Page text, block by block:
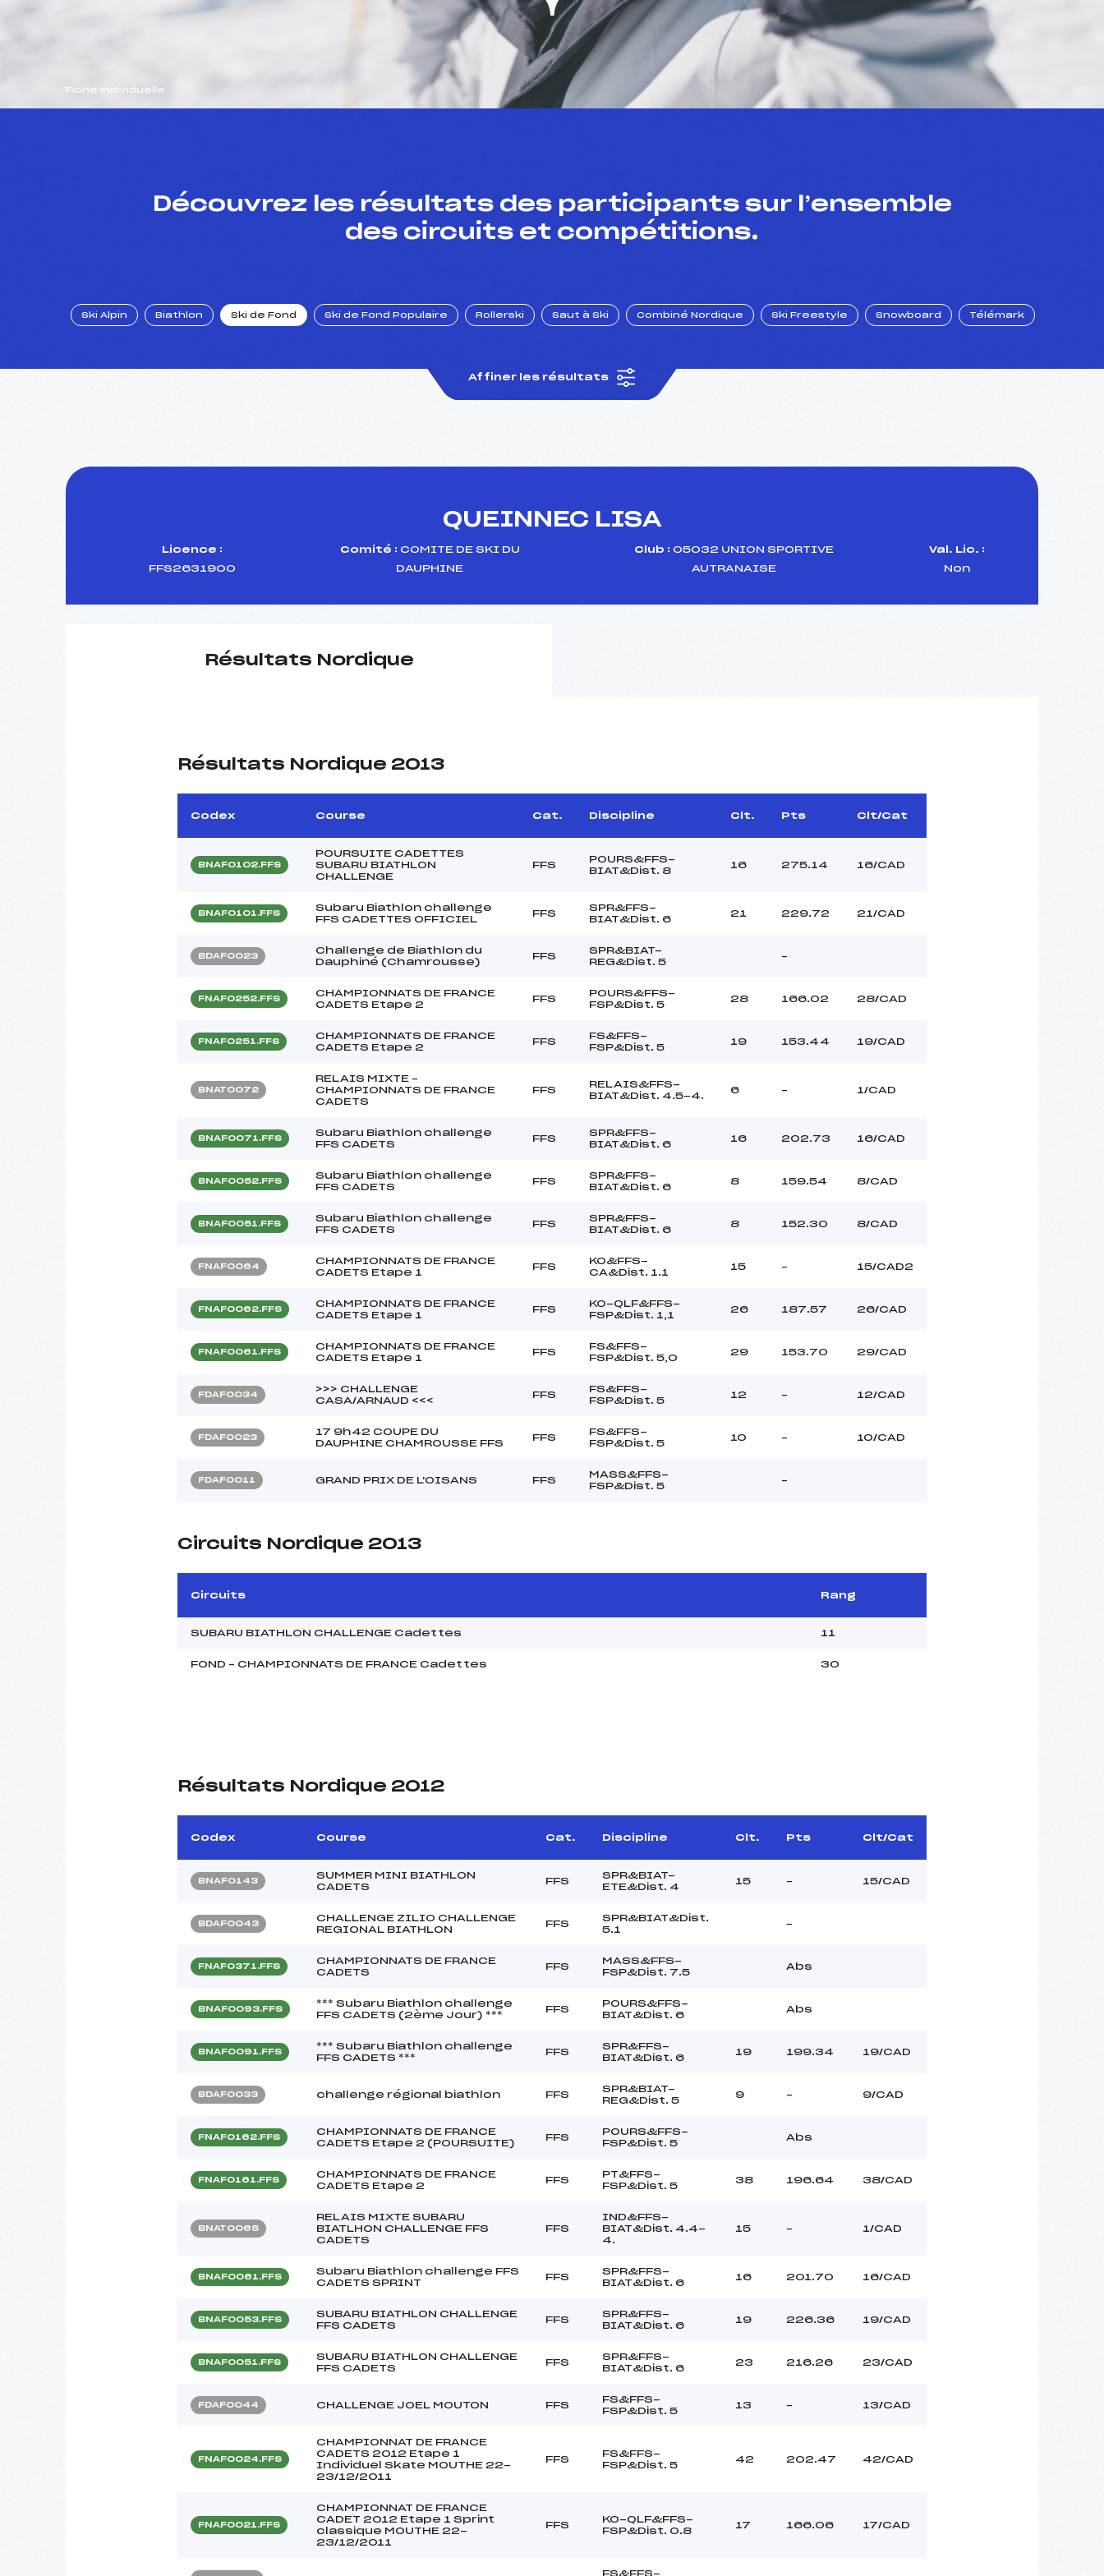
Fiche individuelle
Découvrez les résultats des participants sur l’ensemble
des circuits et compétitions.
Ski Alpin Biathlon Ski de Fond Ski de Fond Populaire Rollerski Saut à Ski Combiné Nordique Ski Freestyle Snowboard Télémark
Affiner les résultats
QUEINNEC LISA
Licence :
FFS2631900
Comité : COMITE DE SKI DU
DAUPHINE
Club : 05032 UNION SPORTIVE
AUTRANAISE
Val. Lic. :
Non
Résultats Nordique
Résultats Nordique 2013
Codex Course Cat. Discipline Clt. Pts Clt/Cat
BNAF0102.FFS
POURSUITE CADETTES
SUBARU BIATHLON
CHALLENGE
FFS
POURS&FFS-
BIAT&Dist. 8
16 275.14 16/CAD
BNAF0101.FFS
Subaru Biathlon challenge
FFS CADETTES OFFICIEL
FFS
SPR&FFS-
BIAT&Dist. 6
21 229.72 21/CAD
BDAF0023
Challenge de Biathlon du
Dauphiné (Chamrousse)
FFS
SPR&BIAT-
REG&Dist. 5
–
FNAF0252.FFS
CHAMPIONNATS DE FRANCE
CADETS Etape 2
FFS
POURS&FFS-
FSP&Dist. 5
28 166.02 28/CAD
FNAF0251.FFS
CHAMPIONNATS DE FRANCE
CADETS Etape 2
FFS
FS&FFS-
FSP&Dist. 5
19 153.44 19/CAD
BNAT0072
RELAIS MIXTE –
CHAMPIONNATS DE FRANCE
CADETS
FFS
RELAIS&FFS-
BIAT&Dist. 4.5-4.
6 – 1/CAD
BNAF0071.FFS
Subaru Biathlon challenge
FFS CADETS
FFS
SPR&FFS-
BIAT&Dist. 6
16 202.73 16/CAD
BNAF0052.FFS
Subaru Biathlon challenge
FFS CADETS
FFS
SPR&FFS-
BIAT&Dist. 6
8 159.54 8/CAD
BNAF0051.FFS
Subaru Biathlon challenge
FFS CADETS
FFS
SPR&FFS-
BIAT&Dist. 6
8 152.30 8/CAD
FNAF0064
CHAMPIONNATS DE FRANCE
CADETS Etape 1
FFS
KO&FFS-
CA&Dist. 1.1
15 – 15/CAD2
FNAF0062.FFS
CHAMPIONNATS DE FRANCE
CADETS Etape 1
FFS
KO-QLF&FFS-
FSP&Dist. 1,1
26 187.57 26/CAD
FNAF0061.FFS
CHAMPIONNATS DE FRANCE
CADETS Etape 1
FFS
FS&FFS-
FSP&Dist. 5,0
29 153.70 29/CAD
FDAF0034
>>> CHALLENGE
CASA/ARNAUD <<<
FFS
FS&FFS-
FSP&Dist. 5
12 – 12/CAD
FDAF0023
17 9h42 COUPE DU
DAUPHINE CHAMROUSSE FFS
FFS
FS&FFS-
FSP&Dist. 5
10 – 10/CAD
FDAF0011 GRAND PRIX DE L'OISANS FFS
MASS&FFS-
FSP&Dist. 5
–
Circuits Nordique 2013
Circuits Rang
SUBARU BIATHLON CHALLENGE Cadettes 11
FOND – CHAMPIONNATS DE FRANCE Cadettes 30
Résultats Nordique 2012
Codex Course Cat. Discipline Clt. Pts Clt/Cat
BNAF0143
SUMMER MINI BIATHLON
CADETS
FFS
SPR&BIAT-
ETE&Dist. 4
15 – 15/CAD
BDAF0043
CHALLENGE ZILIO CHALLENGE
REGIONAL BIATHLON
FFS
SPR&BIAT&Dist.
5.1
–
FNAF0371.FFS
CHAMPIONNATS DE FRANCE
CADETS
FFS
MASS&FFS-
FSP&Dist. 7.5
Abs
BNAF0093.FFS
*** Subaru Biathlon challenge
FFS CADETS (2ème Jour) ***
FFS
POURS&FFS-
BIAT&Dist. 6
Abs
BNAF0091.FFS
*** Subaru Biathlon challenge
FFS CADETS ***
FFS
SPR&FFS-
BIAT&Dist. 6
19 199.34 19/CAD
BDAF0033 challenge régional biathlon FFS
SPR&BIAT-
REG&Dist. 5
9 – 9/CAD
FNAF0162.FFS
CHAMPIONNATS DE FRANCE
CADETS Etape 2 (POURSUITE)
FFS
POURS&FFS-
FSP&Dist. 5
Abs
FNAF0161.FFS
CHAMPIONNATS DE FRANCE
CADETS Etape 2
FFS
PT&FFS-
FSP&Dist. 5
38 196.64 38/CAD
BNAT0065
RELAIS MIXTE SUBARU
BIATLHON CHALLENGE FFS
CADETS
FFS
IND&FFS-
BIAT&Dist. 4.4-
4.
15 – 1/CAD
BNAF0061.FFS
Subaru Biathlon challenge FFS
CADETS SPRINT
FFS
SPR&FFS-
BIAT&Dist. 6
16 201.70 16/CAD
BNAF0053.FFS
SUBARU BIATHLON CHALLENGE
FFS CADETS
FFS
SPR&FFS-
BIAT&Dist. 6
19 226.36 19/CAD
BNAF0051.FFS
SUBARU BIATHLON CHALLENGE
FFS CADETS
FFS
SPR&FFS-
BIAT&Dist. 6
23 216.26 23/CAD
FDAF0044 CHALLENGE JOEL MOUTON FFS
FS&FFS-
FSP&Dist. 5
13 – 13/CAD
FNAF0024.FFS
CHAMPIONNAT DE FRANCE
CADETS 2012 Etape 1
Individuel Skate MOUTHE 22-
23/12/2011
FFS
FS&FFS-
FSP&Dist. 5
42 202.47 42/CAD
FNAF0021.FFS
CHAMPIONNAT DE FRANCE
CADET 2012 Etape 1 Sprint
classique MOUTHE 22-
23/12/2011
FFS
KO-QLF&FFS-
FSP&Dist. 0.8
17 166.06 17/CAD
FS&FFS-